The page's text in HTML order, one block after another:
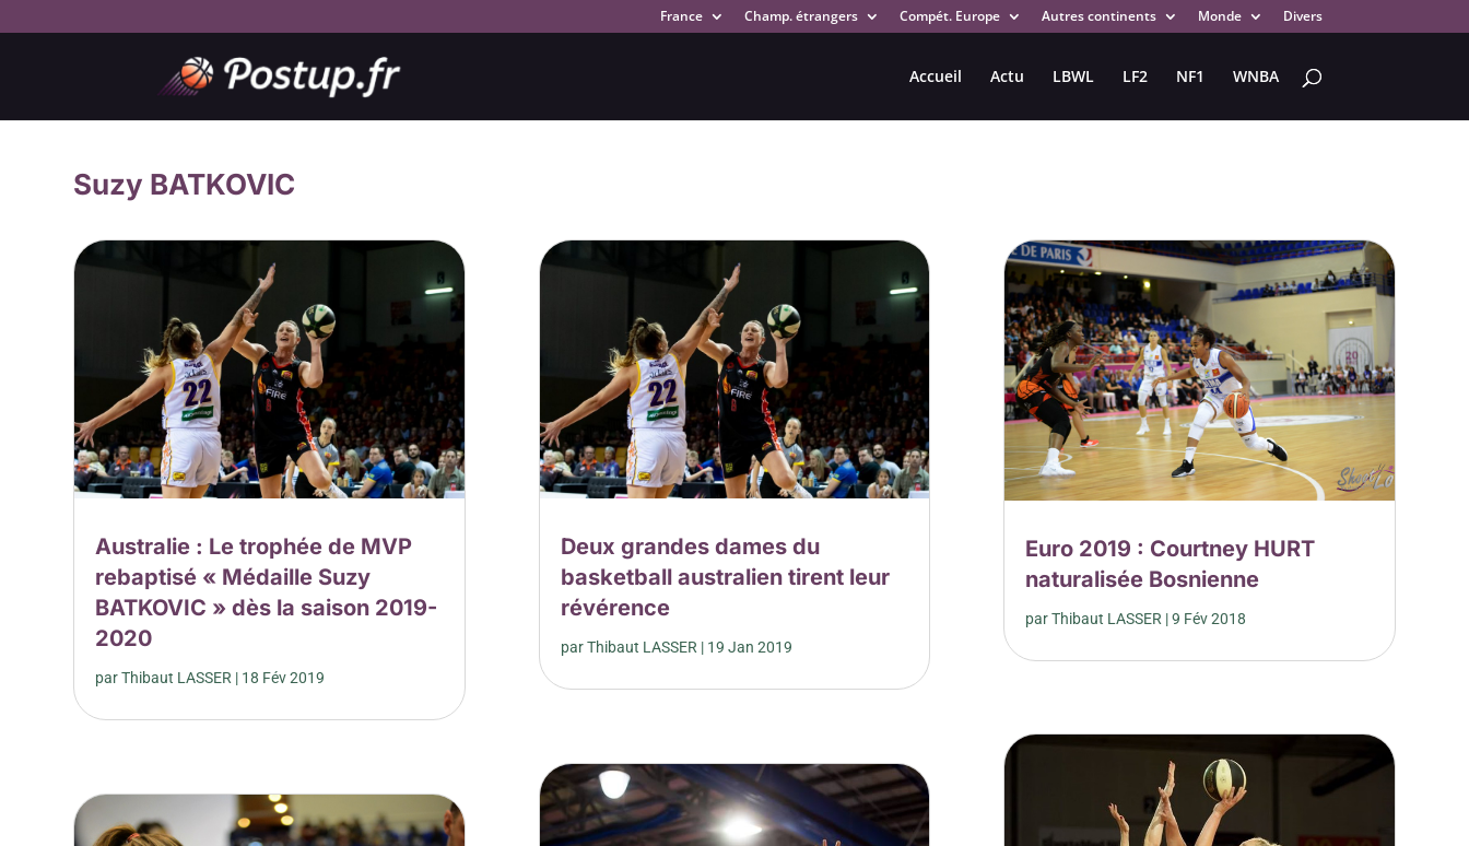
France Champ. étrangers Compét. Europe Autres continents Monde Divers
Accueil Actu LBWL LF2 NF1 WNBA
Suzy BATKOVIC
Australie : Le trophée de MVP
rebaptisé « Médaille Suzy
BATKOVIC » dès la saison 2019-
2020
parThibaut LASSER | 18 Fév 2019
Deux grandes dames du
basketball australien tirent leur
révérence
parThibaut LASSER | 19 Jan 2019
Euro 2019 : Courtney HURT
naturalisée Bosnienne
parThibaut LASSER |9 Fév 2018